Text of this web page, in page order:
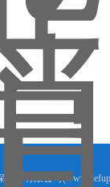
）有限公司